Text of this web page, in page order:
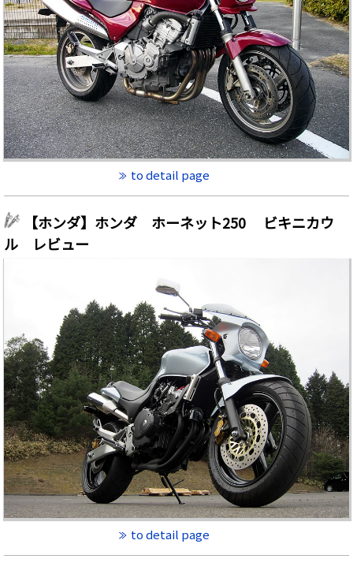
to detail page
【ホンダ】ホンダ ホーネット250 ビキニカウ
ル レビュー
to detail page